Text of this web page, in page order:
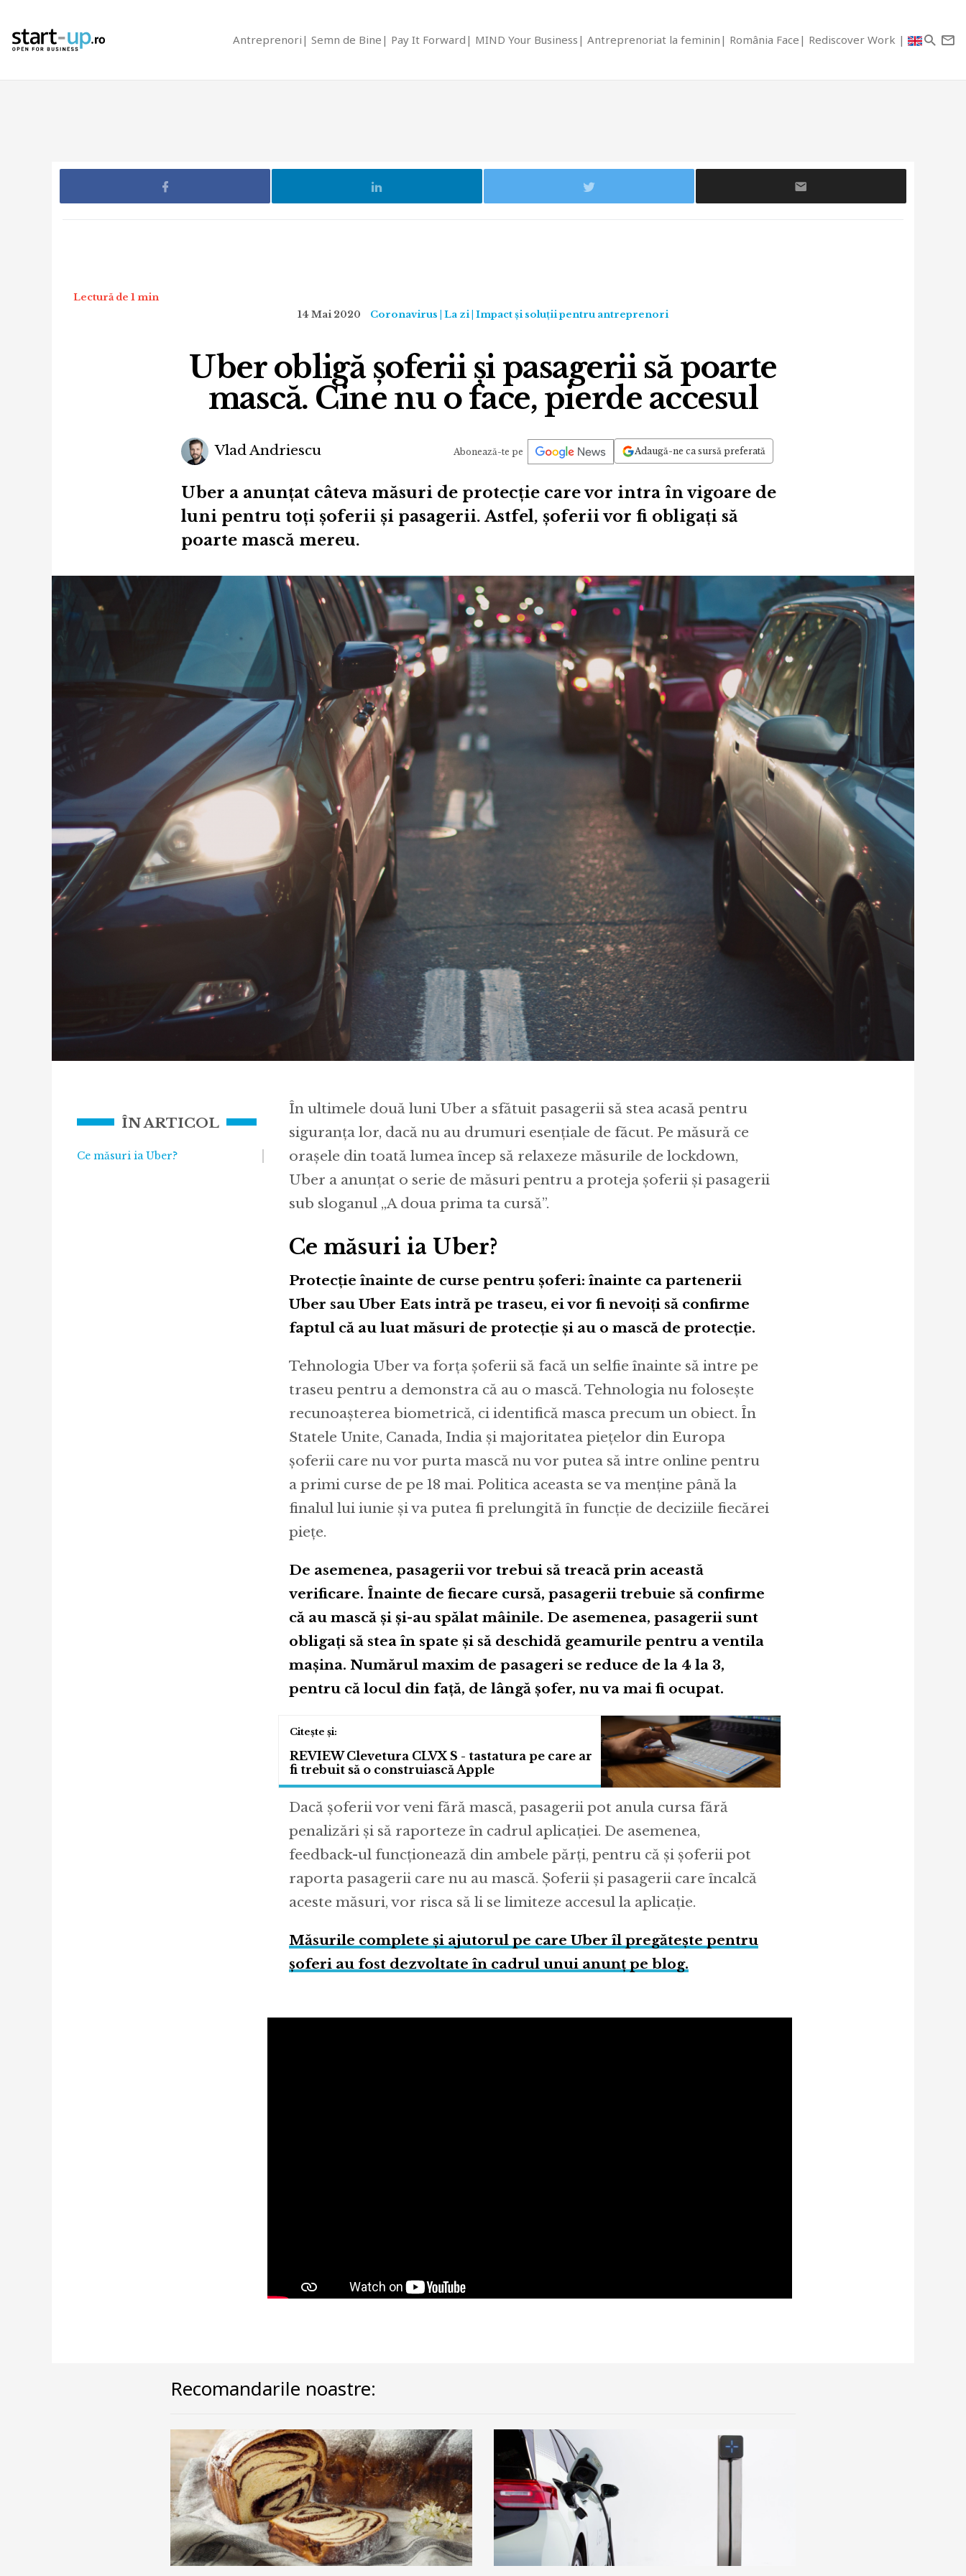
Antreprenori Semn de Bine Pay It Forward MIND Your Business Antreprenoriat la feminin România Face Rediscover Work
Lectură de 1 min
14 Mai 2020
Coronavirus | La zi | Impact și soluții pentru antreprenori
Uber obligă șoferii și pasagerii să poarte
mască. Cine nu o face, pierde accesul
Vlad Andriescu Abonează-te pe Adaugă-ne ca sursă preferată
Uber a anunțat câteva măsuri de protecție care vor intra în vigoare de
luni pentru toți șoferii și pasagerii. Astfel, șoferii vor fi obligați să
poarte mască mereu.
ÎN ARTICOL
Ce măsuri ia Uber?
În ultimele două luni Uber a sfătuit pasagerii să stea acasă pentru
siguranța lor, dacă nu au drumuri esențiale de făcut. Pe măsură ce
orașele din toată lumea încep să relaxeze măsurile de lockdown,
Uber a anunțat o serie de măsuri pentru a proteja șoferii și pasagerii
sub sloganul „A doua prima ta cursă”.
Ce măsuri ia Uber?
Protecție înainte de curse pentru șoferi: înainte ca partenerii
Uber sau Uber Eats intră pe traseu, ei vor fi nevoiți să confirme
faptul că au luat măsuri de protecție și au o mască de protecție.
Tehnologia Uber va forța șoferii să facă un selfie înainte să intre pe
traseu pentru a demonstra că au o mască. Tehnologia nu folosește
recunoașterea biometrică, ci identifică masca precum un obiect. În
Statele Unite, Canada, India și majoritatea piețelor din Europa
șoferii care nu vor purta mască nu vor putea să intre online pentru
a primi curse de pe 18 mai. Politica aceasta se va menține până la
finalul lui iunie și va putea fi prelungită în funcție de deciziile fiecărei
piețe.
De asemenea, pasagerii vor trebui să treacă prin această
verificare. Înainte de fiecare cursă, pasagerii trebuie să confirme
că au mască și și-au spălat mâinile. De asemenea, pasagerii sunt
obligați să stea în spate și să deschidă geamurile pentru a ventila
mașina. Numărul maxim de pasageri se reduce de la 4 la 3,
pentru că locul din față, de lângă șofer, nu va mai fi ocupat.
REVIEW Clevetura CLVX S - tastatura pe care ar
fi trebuit să o construiască Apple
Dacă șoferii vor veni fără mască, pasagerii pot anula cursa fără
penalizări și să raporteze în cadrul aplicației. De asemenea,
feedback-ul funcționează din ambele părți, pentru că și șoferii pot
raporta pasagerii care nu au mască. Șoferii și pasagerii care încalcă
aceste măsuri, vor risca să li se limiteze accesul la aplicație.
Măsurile complete și ajutorul pe care Uber îl pregătește pentru
șoferi au fost dezvoltate în cadrul unui anunț pe blog.
Recomandarile noastre: